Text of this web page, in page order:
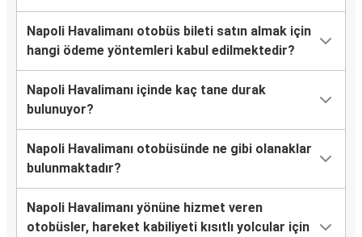
Napoli Havalimanı otobüs bileti satın almak için
hangi ödeme yöntemleri kabul edilmektedir?
Napoli Havalimanı içinde kaç tane durak
bulunuyor?
Napoli Havalimanı otobüsünde ne gibi olanaklar
bulunmaktadır?
Napoli Havalimanı yönüne hizmet veren
otobüsler, hareket kabiliyeti kısıtlı yolcular için